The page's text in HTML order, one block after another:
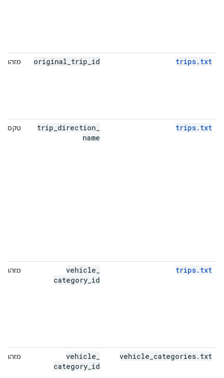
trips.txt
original trip id מזהה
trips.txt
trip direction
name
טקסט
trips.txt
vehicle
category id
מזהה
vehicle categories. txt
vehicle
category id
מזהה